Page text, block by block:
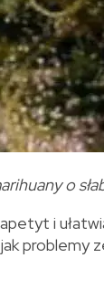
o
i
problemy